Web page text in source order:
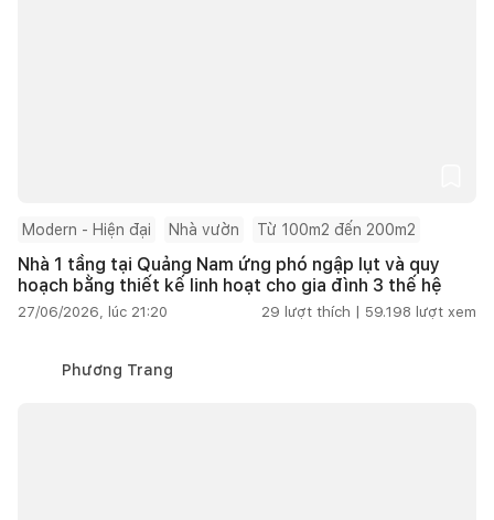
Modern - Hiện đại Nhà vườn Từ 100m2 đến 200m2
Nhà 1 tầng tại Quảng Nam ứng phó ngập lụt và quy
hoạch bằng thiết kế linh hoạt cho gia đình 3 thế hệ
27/06/2026, lúc 21:20 29 lượt thích | 59.198 lượt xem
Phương Trang